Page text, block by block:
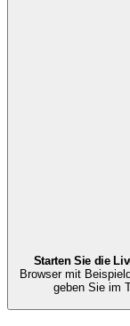
Starten Sie die
Browser mit
geben Sie im